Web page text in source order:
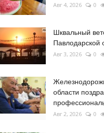
Авг 4, 2026 0
Шквальный
Павлодарской
Авг 3, 2026 0
области
Авг 2, 2026 0